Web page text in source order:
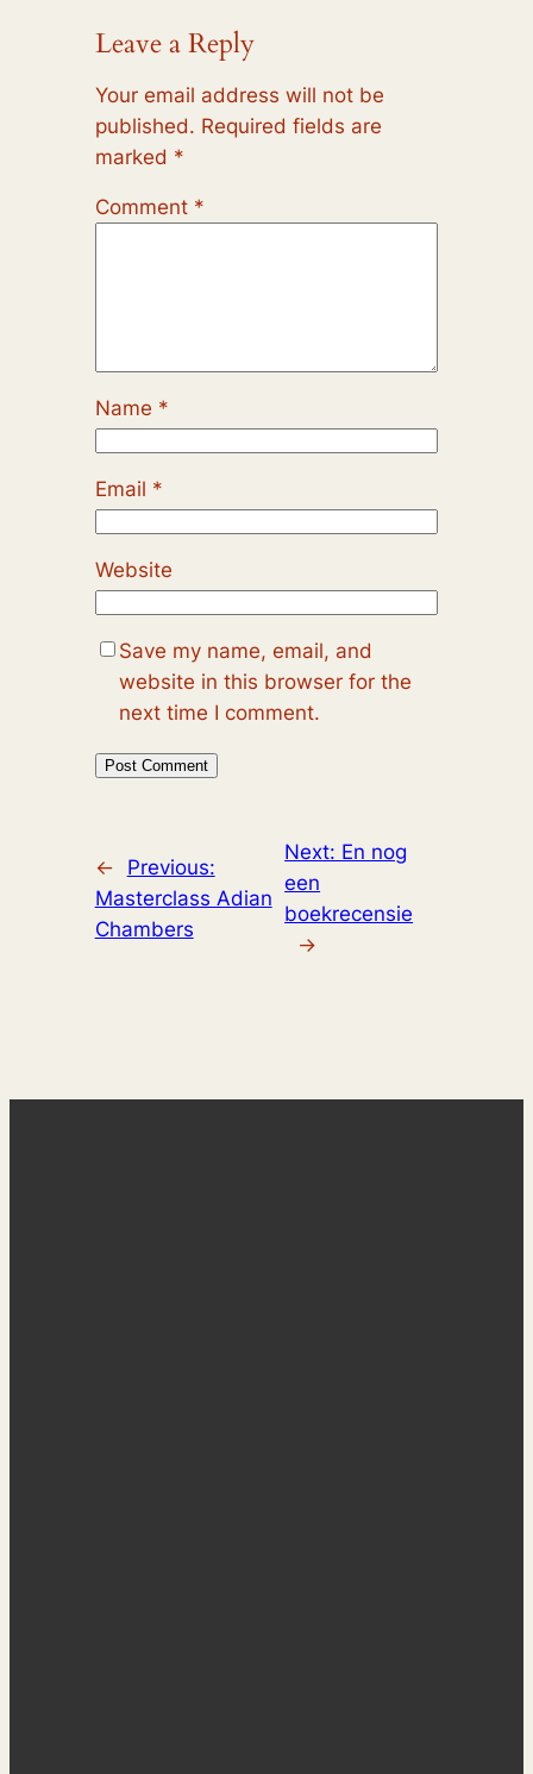
Leave a Reply
Your email address will not be
published. Required fields are
marked *
Comment *
Name *
Email *
Website
Save my name, email, and
website in this browser for the
next time I comment.
←
Previous:
Masterclass Adian
Chambers
Next: En nog
een
boekrecensie
→